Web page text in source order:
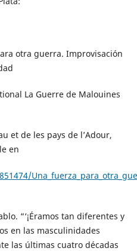
otra guerra. Improvisación
La Guerre de Malouines
et de les pays de l’Adour,
en
“‘¡Éramos tan diferentes y
en las masculinidades
las últimas cuatro décadas